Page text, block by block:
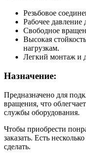
Резьбовое
Рабочее давление
Свободное
Высокая
нагрузкам.
Легкий монтаж и
Назначение:
Предназначено для
вращения, что
службы оборудования.
Чтобы приобрести
заказать. Есть
сделать.